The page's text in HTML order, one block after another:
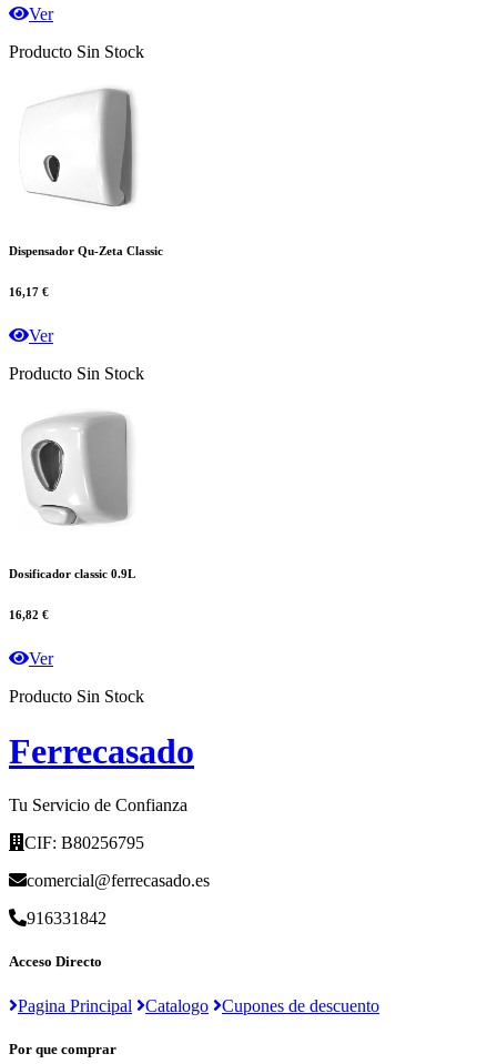
Ver
Producto Sin Stock
Dispensador Qu-Zeta Classic
16,17 €
Ver
Producto Sin Stock
Dosificador classic 0.9L
16,82 €
Ver
Producto Sin Stock
Ferrecasado
Tu Servicio de Confianza
CIF: B80256795
comercial@ferrecasado.es
916331842
Acceso Directo
Pagina Principal Catalogo Cupones de descuento
Por que comprar